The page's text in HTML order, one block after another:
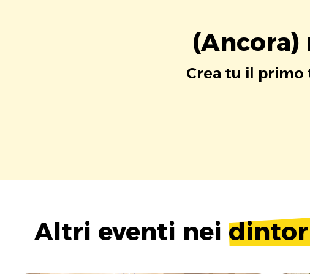
Crea tu il primo
Altri eventi nei